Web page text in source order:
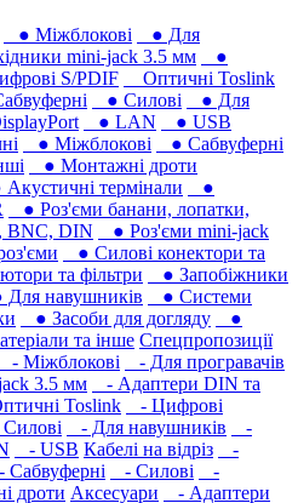
● Міжблокові
● Для
mini-jack 3.5 мм
●
S/PDIF
Оптичні Toslink
● Силові
● Для
● LAN
● USB
● Міжблокові
● Сабвуферні
● Монтажні дроти
термінали
●
● Роз'єми банани, лопатки,
BNC, DIN
● Роз'єми mini-jack
● Силові конектори та
та фільтри
● Запобіжники
навушників‎
● Системи
● Засоби для догляду
●
та інше Спецпропозиції
- Міжблокові
- Для програвачів
3.5 мм
- Адаптери DIN та
Toslink
- Цифрові
- Для навушників‎
-
- USB Кабелі на відріз
-
Сабвуферні - Силові
-
дроти Аксесуари - Адаптери